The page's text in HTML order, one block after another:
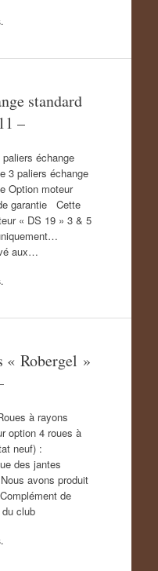
.
standard
–
échange
3 paliers échange
Option moteur
garantie Cette
« DS 19 » 3 & 5
aux…
.
« Robergel »
à rayons
option 4 roues à
neuf) :
des jantes
avons produit
de
club
.